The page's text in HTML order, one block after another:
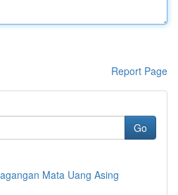
Report Page
Go
Mata Uang Asing